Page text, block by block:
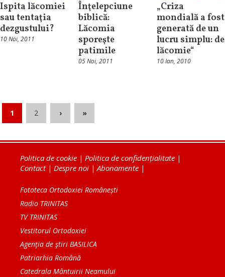
Ispita lăcomiei
sau tentaţia
dezgustului?
10 Noi, 2011
Înţelepciune
biblică:
Lăcomia
sporeşte
patimile
05 Noi, 2011
„Criza
mondială a fost
generată de un
lucru simplu: de
lăcomie“
10 Ian, 2010
1 2 › »
Politica de cookie | Politica de confidențialitate |
Contact| Despre noi |Abonamente |
Fototeca Ortodoxiei Românești
Radio TRINITAS
TV TRINITAS
Vestitorul Ortodoxiei
Agenţia de ştiri BASILICA
Patriarhia Română
Catedrala Mântuirii Neamului